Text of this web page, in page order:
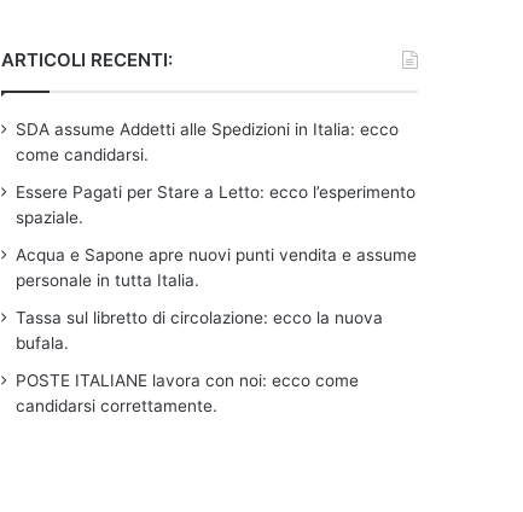
ARTICOLI RECENTI:
SDA assume Addetti alle Spedizioni in Italia: ecco
come candidarsi.
Essere Pagati per Stare a Letto: ecco l’esperimento
spaziale.
Acqua e Sapone apre nuovi punti vendita e assume
personale in tutta Italia.
Tassa sul libretto di circolazione: ecco la nuova
bufala.
POSTE ITALIANE lavora con noi: ecco come
candidarsi correttamente.